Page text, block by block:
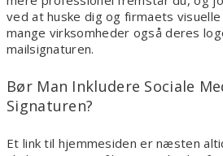
ved at huske dig og firmaets
mange virksomheder også deres
mailsignaturen.
Bør Man Inkludere Sociale
Signaturen?
Et link til hjemmesiden er næsten